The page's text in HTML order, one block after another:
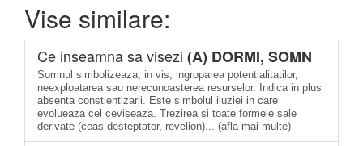
Vise similare:
Ce inseamna sa visezi (A) DORMI, SOMN
Somnul simbolizeaza, in vis, ingroparea potentialitatilor,
neexploatarea sau nerecunoasterea resurselor. Indica in plus
absenta constientizarii. Este simbolul iluziei in care
evolueaza cel ceviseaza. Trezirea si toate formele sale
derivate (ceas desteptator, revelion)... (afla mai multe)